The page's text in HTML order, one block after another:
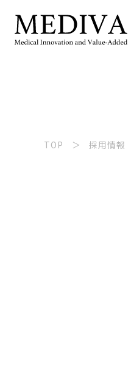
TOP 採用情報